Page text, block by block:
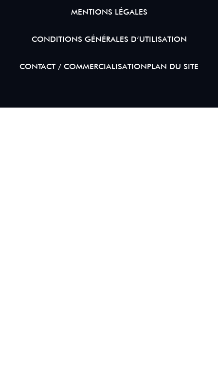
MENTIONS LÉGALES
CONDITIONS GÉNÉRALES D’UTILISATION
CONTACT / COMMERCIALISATIONPLAN DU SITE